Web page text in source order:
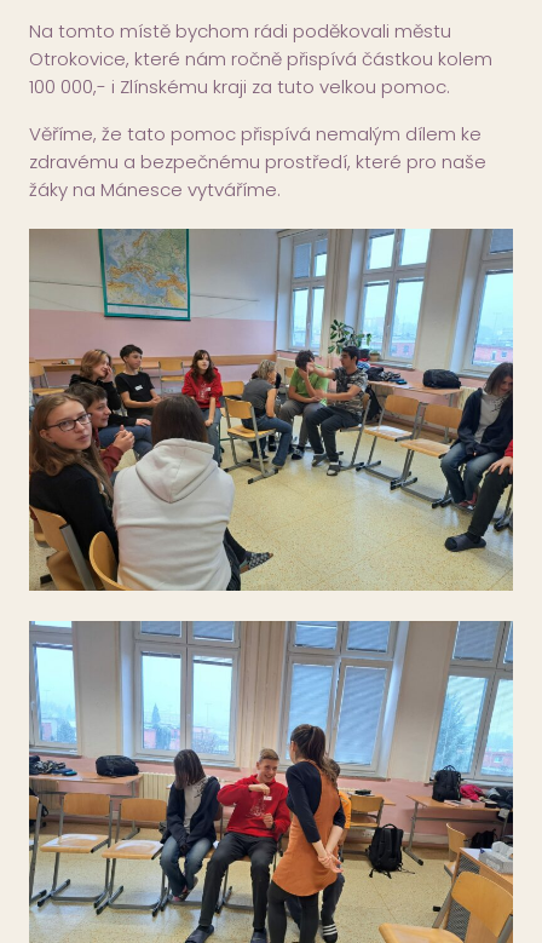
Na tomto místě bychom rádi poděkovali městu
Otrokovice, které nám ročně přispívá částkou kolem
100 000,- i Zlínskému kraji za tuto velkou pomoc.
Věříme, že tato pomoc přispívá nemalým dílem ke
zdravému a bezpečnému prostředí, které pro naše
žáky na Mánesce vytváříme.